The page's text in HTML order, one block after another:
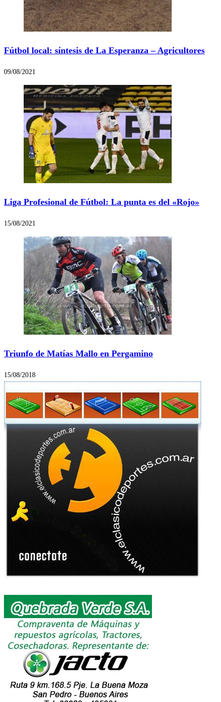
Fútbol local: síntesis de La Esperanza – Agricultores
09/08/2021
Liga Profesional de Fútbol: La punta es del «Rojo»
15/08/2021
Triunfo de Matías Mallo en Pergamino
15/08/2018